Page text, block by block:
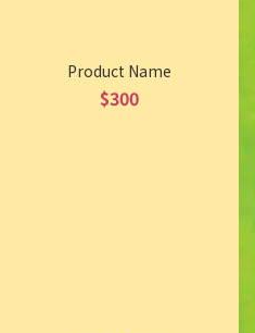
Product Name
$300